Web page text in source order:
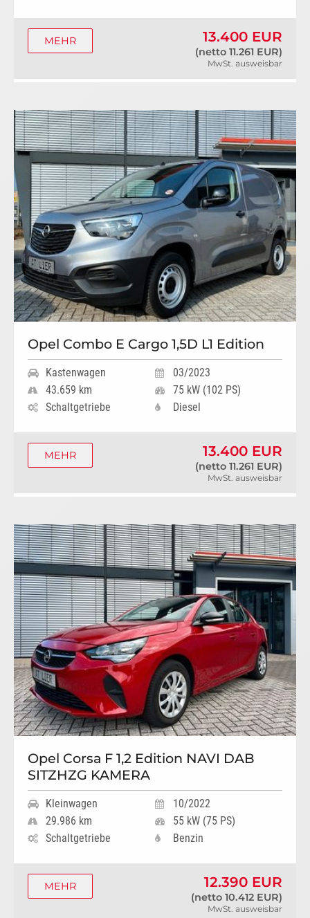
13.400 EUR
(netto 11.261 EUR)
MwSt. ausweisbar
MEHR
Opel Combo E Cargo 1,5D L1 Edition
Kastenwagen
03/2023
43.659 km
75 kW (102 PS)
Schaltgetriebe
Diesel
13.400 EUR
(netto 11.261 EUR)
MwSt. ausweisbar
MEHR
Opel Corsa F 1,2 Edition NAVI DAB
SITZHZG KAMERA
Kleinwagen
10/2022
29.986 km
55 kW (75 PS)
Schaltgetriebe
Benzin
12.390 EUR
(netto 10.412 EUR)
MwSt. ausweisbar
MEHR